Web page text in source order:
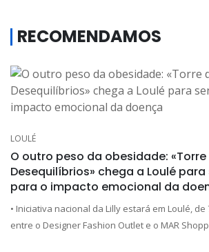
RECOMENDAMOS
LOULÉ
O outro peso da obesidade:
Desequilíbrios» chega a Loulé
para o impacto emocional da
• Iniciativa nacional da Lilly estará em Loulé, de
entre o Designer Fashion Outlet e o MAR